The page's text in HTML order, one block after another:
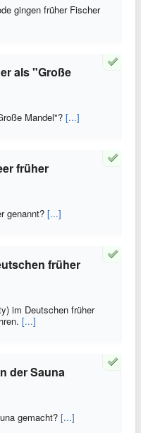
gingen früher Fischer
als "Große
Mandel"? [...]
früher
genannt? [...]
früher
im Deutschen früher
[...]
der Sauna
gemacht? [...]